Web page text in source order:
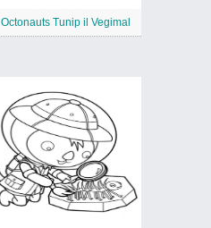
Octonauts Tunip il Vegimal